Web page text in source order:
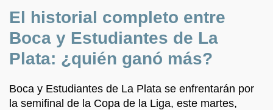
El historial completo entre
Boca y Estudiantes de La
Plata: ¿quién ganó más?
Boca y Estudiantes de La Plata se enfrentarán por
la semifinal de la Copa de la Liga, este martes,